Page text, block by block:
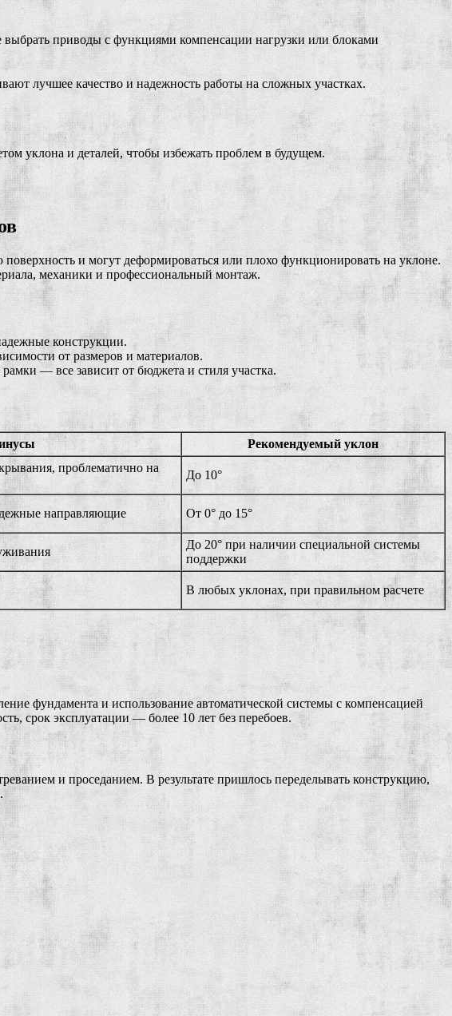
приводы с функциями компенсации нагрузки или блоками
лучшее качество и надежность работы на сложных участках.
уклона и деталей, чтобы избежать проблем в будущем.
и могут деформироваться или плохо функционировать на уклоне.
механики и профессиональный монтаж.
конструкции.
от размеров и материалов.
— все зависит от бюджета и стиля участка.
Рекомендуемый уклон
проблематично на
До 10°
направляющие От 0° до 15°
До 20° при наличии специальной системы
поддержки
В любых уклонах, при правильном расчете
фундамента и использование автоматической системы с компенсацией
срок эксплуатации — более 10 лет без перебоев.
и проседанием. В результате пришлось переделывать конструкцию,